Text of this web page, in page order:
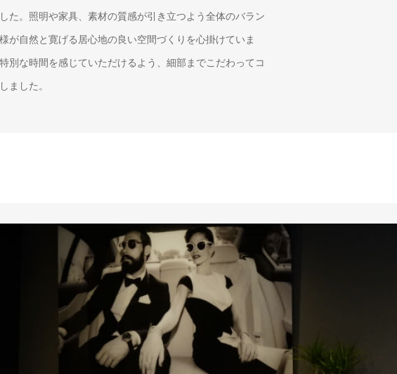
た。照明や家具、素材の質感が引き立つよう全体のバラン
が自然と寛げる居心地の良い空間づくりを心掛けていま
別な時間を感じていただけるよう、細部までこだわってコ
ました。